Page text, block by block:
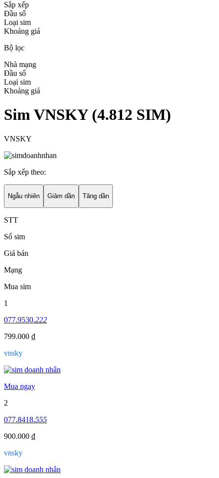
Sắp xếp
Đầu số
Loại sim
Khoảng giá
Bộ lọc
Nhà mạng
Đầu số
Loại sim
Khoảng giá
Sim VNSKY (4.812 SIM)
VNSKY
Sắp xếp theo:
Ngẫu nhiên Giảm dần Tăng dần
STT
Số sim
Giá bán
Mạng
Mua sim
1
077.9530.222
799.000 ₫
vnsky
Mua ngay
2
077.8418.555
900.000 ₫
vnsky